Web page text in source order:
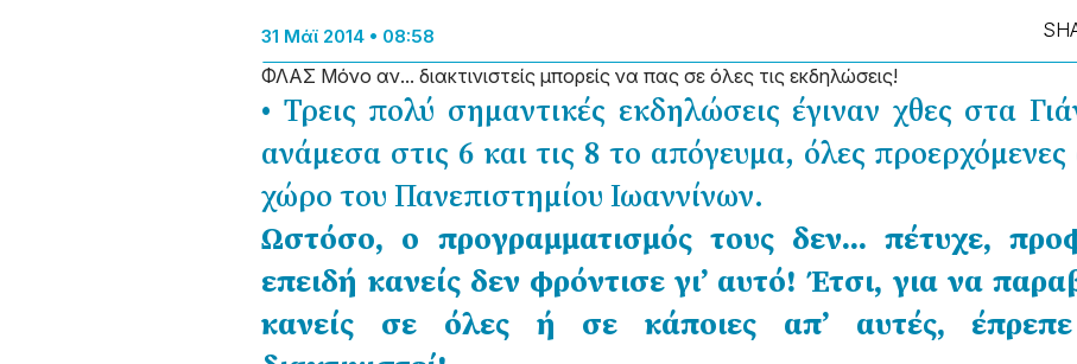
31 Μάϊ 2014 • 08:58
ΦΛΑΣ Μόνο αν... διακτινιστείς μπορείς να πας σε όλες τις εκδηλώσεις!
• Τρεις πολύ σημαντικές εκδηλώσεις έγιναν χθες στα
ανάμεσα στις 6 και τις 8 το απόγευμα, όλες προερχόμενες
χώρο του Πανεπιστημίου Ιωαννίνων.
Ωστόσο, ο προγραμματισμός τους δεν… πέτυχε,
επειδή κανείς δεν φρόντισε γι’ αυτό! Έτσι, για να
κανείς σε όλες ή σε κάποιες απ’ αυτές,